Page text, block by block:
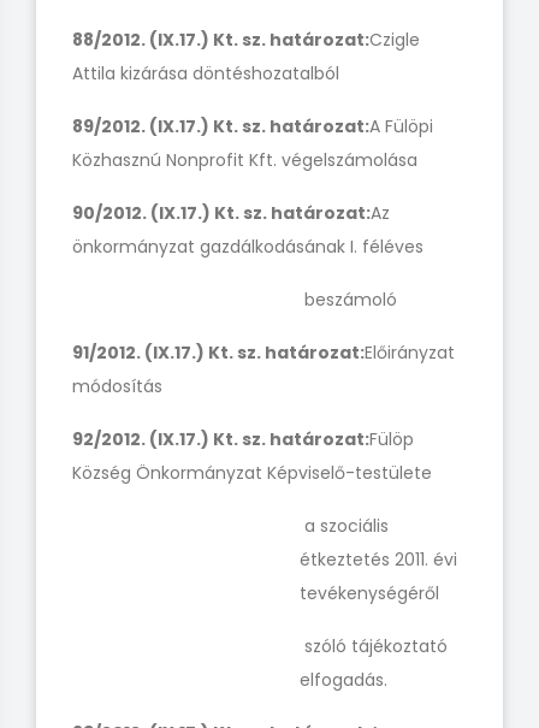
88/2012. (IX.17.) Kt. sz. határozat:Czigle
Attila kizárása döntéshozatalból
89/2012. (IX.17.) Kt. sz. határozat:A Fülöpi
Közhasznú Nonprofit Kft. végelszámolása
90/2012. (IX.17.) Kt. sz. határozat:Az
önkormányzat gazdálkodásának I. féléves
beszámoló
91/2012. (IX.17.) Kt. sz. határozat:Előirányzat
módosítás
92/2012. (IX.17.) Kt. sz. határozat:Fülöp
Község Önkormányzat Képviselő-testülete
a szociális
étkeztetés 2011. évi
tevékenységéről
szóló tájékoztató
elfogadás.